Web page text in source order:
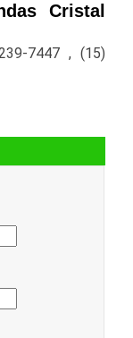
Cristal
7447 ,(15)